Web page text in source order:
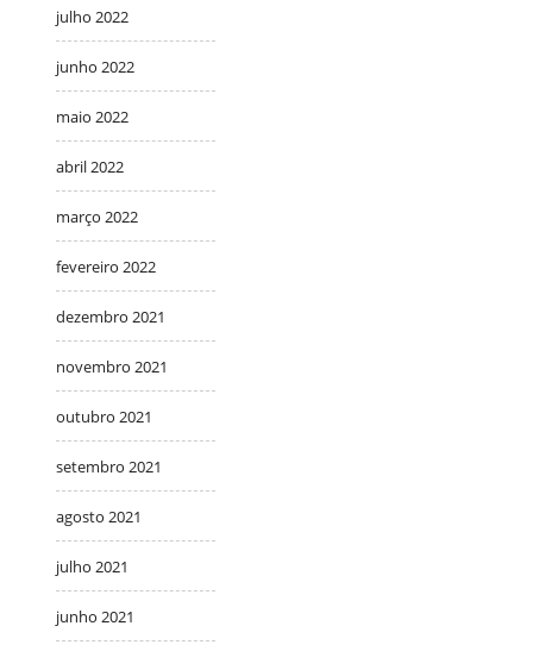
julho 2022
junho 2022
maio 2022
abril 2022
março 2022
fevereiro 2022
dezembro 2021
novembro 2021
outubro 2021
setembro 2021
agosto 2021
julho 2021
junho 2021